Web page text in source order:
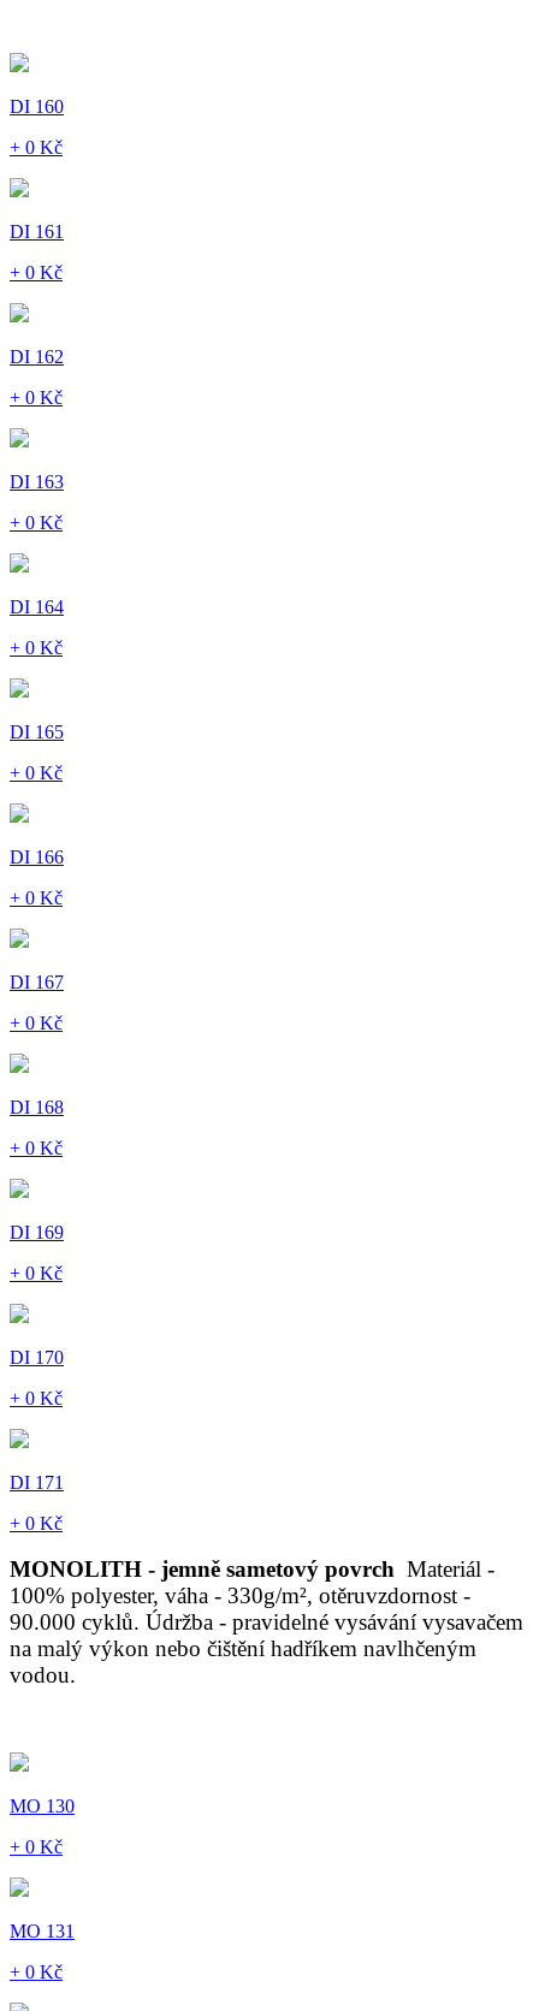
DI 160
+ 0 Kč
DI 161
+ 0 Kč
DI 162
+ 0 Kč
DI 163
+ 0 Kč
DI 164
+ 0 Kč
DI 165
+ 0 Kč
DI 166
+ 0 Kč
DI 167
+ 0 Kč
DI 168
+ 0 Kč
DI 169
+ 0 Kč
DI 170
+ 0 Kč
DI 171
+ 0 Kč
MONOLITH - jemně sametový povrch Materiál -
100% polyester, váha - 330g/m², otěruvzdornost -
90.000 cyklů. Údržba - pravidelné vysávání vysavačem
na malý výkon nebo čištění hadříkem navlhčeným
vodou.
MO 130
+ 0 Kč
MO 131
+ 0 Kč